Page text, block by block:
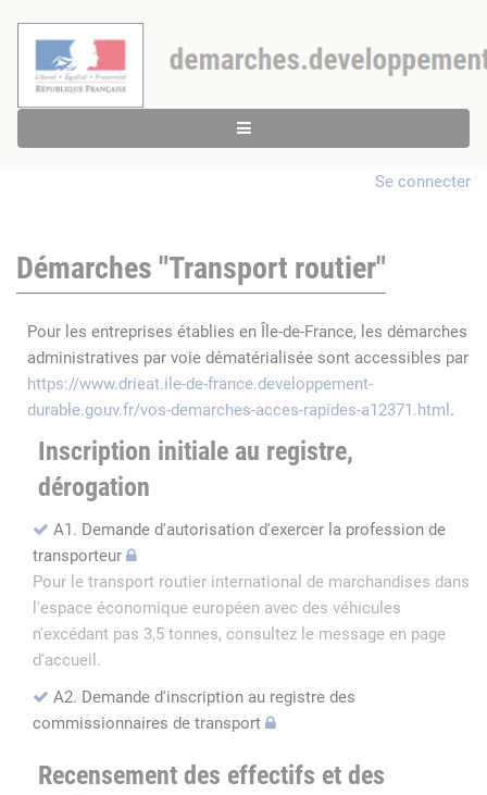
Se connecter
Démarches "Transport routier"
Pour les entreprises établies en Île-de-France, les démarches
administratives par voie dématérialisée sont accessibles par
https://www.drieat.ile-de-france.developpement-
durable.gouv.fr/vos-demarches-acces-rapides-a12371.html .
Inscription initiale au registre,
dérogation
A1. Demande d'autorisation d'exercer la profession de
transporteur
Pour le transport routier international de marchandises dans
l'espace économique européen avec des véhicules
n'excédant pas 3,5 tonnes, consultez le message en page
d'accueil.
A2. Demande d'inscription au registre des
commissionnaires de transport
Recensement des effectifs et des